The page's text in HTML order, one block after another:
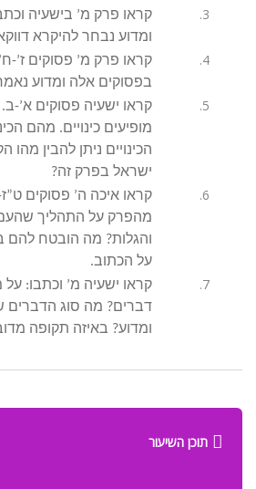
קראו פרק מ’ בישעיה
ומדוע נבחר להיקרא
קראו פרק מ’ פסוקים
בפסוקים אלה ומדוע
קראו ישעיה פסוקים א’-
מופיעים כינויים. מהם
הכינויים ניתן להבין מהו
ישראל בפרק זה?
קראו איכה ה’ פסוקים
מהפרק על התהליך
והגלות? מה הובטח
על הכתוב.
קראו ישעיה מ’ וכתבו:
דברים? מה סוג הדברים
ומדוע? באיזה תקופה
תוכן השיעור